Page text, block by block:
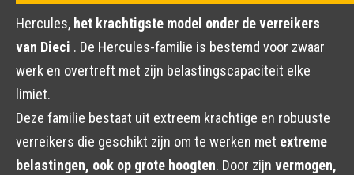
Hercules, het krachtigste model onder de verreikers
van Dieci . De Hercules-familie is bestemd voor zwaar
werk en overtreft met zijn belastingscapaciteit elke
limiet.
Deze familie bestaat uit extreem krachtige en robuuste
verreikers die geschikt zijn om te werken met extreme
belastingen, ook op grote hoogten. Door zijn vermogen,